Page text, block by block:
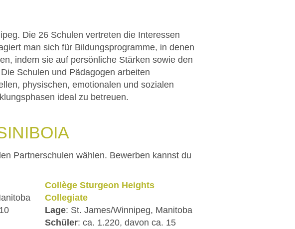
Die 26 Schulen vertreten die Interessen
man sich für Bildungsprogramme, in denen
indem sie auf persönliche Stärken sowie den
Schulen und Pädagogen arbeiten
physischen, emotionalen und sozialen
ideal zu betreuen.
Partnerschulen wählen. Bewerben kannst du
Collège Sturgeon Heights
Collegiate
Lage: St. James/Winnipeg, Manitoba
Schüler: ca. 1.220, davon ca. 15